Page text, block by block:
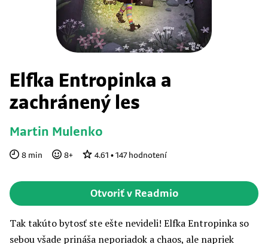
Elfka Entropinka a
zachránený les
Martin Mulenko
8 min 8+ 4.61 • 147hodnotení
Otvoriť v Readmio
Tak takúto bytosť ste ešte nevideli! Elfka Entropinka so
sebou všade prináša neporiadok a chaos, ale napriek